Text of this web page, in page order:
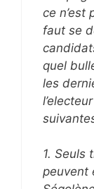
ce n’est
faut se
quel
les
1. Seuls
peuvent